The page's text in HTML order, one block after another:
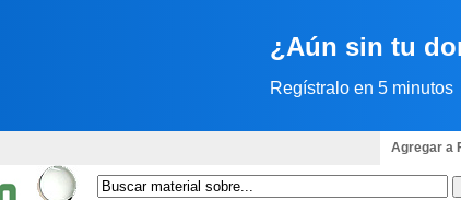
¿Aún sin tu
Regístralo en 5 minutos
Agregar a